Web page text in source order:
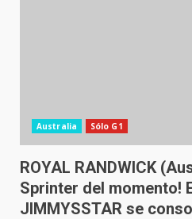
Australia Sólo G1
ROYAL RANDWICK
Sprinter del momento!
JIMMYSSTAR se